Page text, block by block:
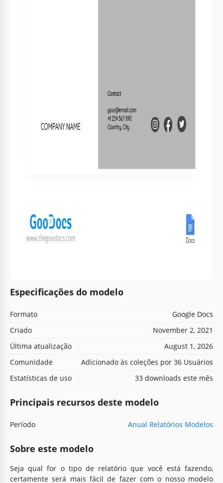
Especificações do modelo
Formato
Google Docs
Criado
November 2, 2021
Última atualização
August 1, 2026
Comunidade
Adicionado às coleções por 36 Usuários
Estatísticas de uso
33 downloads este mês
Principais recursos deste modelo
Período Anual Relatórios Modelos
Sobre este modelo
Seja qual for o tipo de relatório que você está fazendo,
certamente será mais fácil de fazer com o nosso modelo